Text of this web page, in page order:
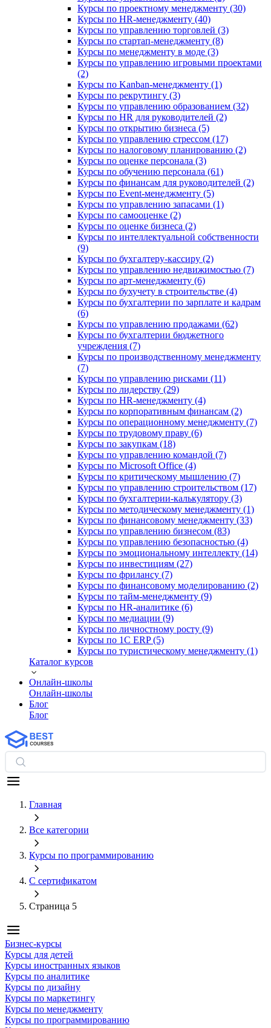
Курсы по проектному менеджменту (30)
Курсы по HR-менеджменту (40)
Курсы по управлению торговлей (3)
Курсы по стартап-менеджменту (8)
Курсы по менеджменту в моде (3)
Курсы по управлению игровыми проектами
(2)
Курсы по Kanban-менеджменту (1)
Курсы по рекрутингу (3)
Курсы по управлению образованием (32)
Курсы по HR для руководителей (2)
Курсы по открытию бизнеса (5)
Курсы по управлению стрессом (17)
Курсы по налоговому планированию (2)
Курсы по оценке персонала (3)
Курсы по обучению персонала (61)
Курсы по финансам для руководителей (2)
Курсы по Event-менеджменту (5)
Курсы по управлению запасами (1)
Курсы по самооценке (2)
Курсы по оценке бизнеса (2)
Курсы по интеллектуальной собственности
(9)
Курсы по бухгалтеру-кассиру (2)
Курсы по управлению недвижимостью (7)
Курсы по арт-менеджменту (6)
Курсы по бухучету в строительстве (4)
Курсы по бухгалтерии по зарплате и кадрам
(6)
Курсы по управлению продажами (62)
Курсы по бухгалтерии бюджетного
учреждения (7)
Курсы по производственному менеджменту
(7)
Курсы по управлению рисками (11)
Курсы по лидерству (29)
Курсы по HR-менеджменту (4)
Курсы по корпоративным финансам (2)
Курсы по операционному менеджменту (7)
Курсы по трудовому праву (6)
Курсы по закупкам (18)
Курсы по управлению командой (7)
Курсы по Microsoft Office (4)
Курсы по критическому мышлению (7)
Курсы по управлению строительством (17)
Курсы по бухгалтерии-калькулятору (3)
Курсы по методическому менеджменту (1)
Курсы по финансовому менеджменту (33)
Курсы по управлению бизнесом (83)
Курсы по управлению безопасностью (4)
Курсы по эмоциональному интеллекту (14)
Курсы по инвестициям (27)
Курсы по фрилансу (7)
Курсы по финансовому моделированию (2)
Курсы по тайм-менеджменту (9)
Курсы по HR-аналитике (6)
Курсы по медиации (9)
Курсы по личностному росту (9)
Курсы по 1С ERP (5)
Курсы по туристическому менеджменту (1)
Каталог курсов
Онлайн-школы
Онлайн-школы
Блог
Блог
Главная
Все категории
Курсы по программированию
С сертификатом
Страница 5
Бизнес-курсы
Курсы для детей
Курсы иностранных языков
Курсы по аналитике
Курсы по дизайну
Курсы по маркетингу
Курсы по менеджменту
Курсы по программированию